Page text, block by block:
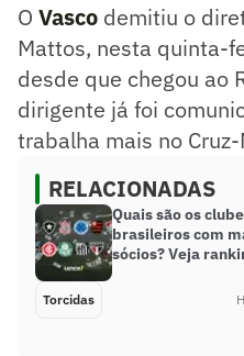
O Vasco demitiu o
Mattos, nesta quinta-
desde que chegou ao
dirigente já foi
trabalha mais no
RELACIONADAS
Quais são os
brasileiros com
sócios? Veja
Torcidas